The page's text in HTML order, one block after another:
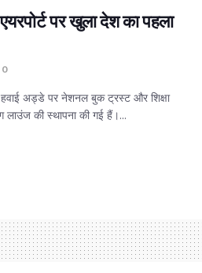
पर खुला देश का पहला
0
हवाई अड्डे पर नेशनल बुक ट्रस्ट और शिक्षा
लाउंज की स्थापना की गई हैं।...